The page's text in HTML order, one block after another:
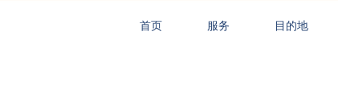
首页 服务 目的地